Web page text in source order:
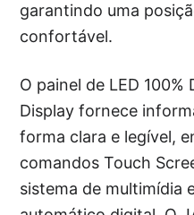
garantindo uma
confortável.
O painel de LED
Display fornece
forma clara e legível,
comandos Touch
sistema de multimídia